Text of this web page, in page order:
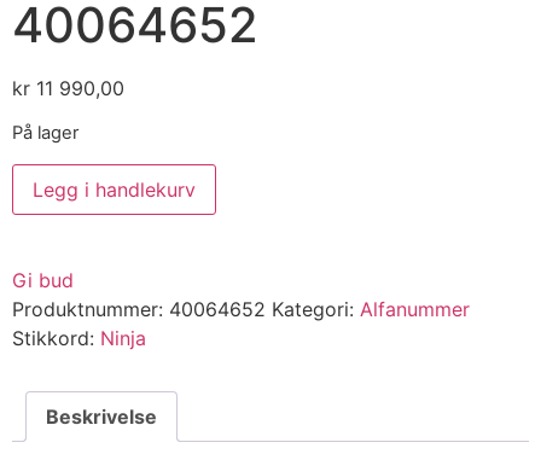
40064652
kr 11 990,00
På lager
Legg i handlekurv
Gi bud
Produktnummer: 40064652 Kategori: Alfanummer
Stikkord: Ninja
Beskrivelse